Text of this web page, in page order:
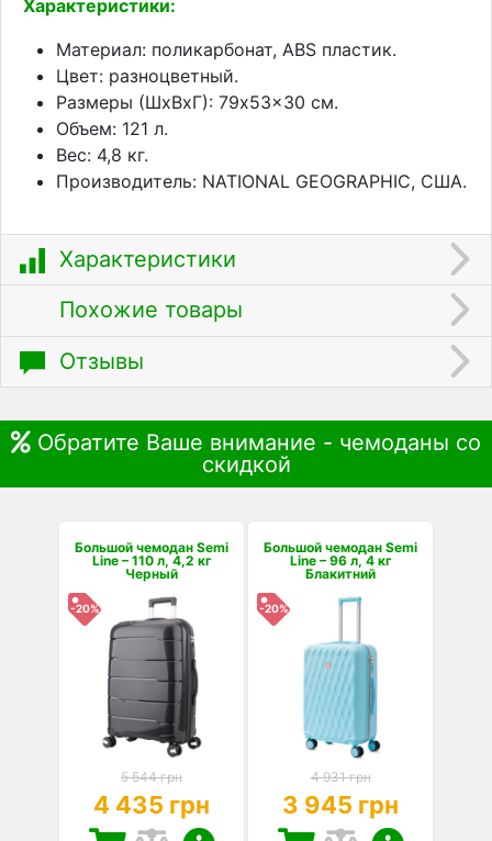
Характеристики:
Материал: поликарбонат, ABS пластик.
Цвет: разноцветный.
Размеры (ШхВхГ): 79x53x30 см.
Объем: 121 л.
Вес: 4,8 кг.
Производитель: NATIONAL GEOGRAPHIC, США.
Характеристики
Похожие товары
Отзывы
Обратите Ваше внимание - чемоданы со
скидкой
Большой чемодан Semi
Line – 110 л, 4,2 кг
Черный
-20%
5 544 грн
4 435 грн
Большой чемодан Semi
Line – 96 л, 4 кг
Блакитний
-20%
4 931 грн
3 945 грн